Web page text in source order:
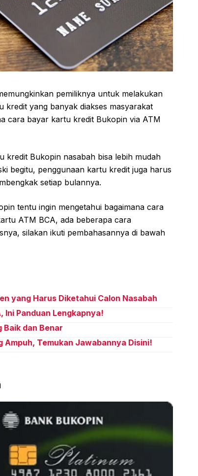
pemiliknya untuk melakukan
kredit yang banyak diakses masyarakat
cara bayar kartu kredit Bukopin via ATM
kredit Bukopin nasabah bisa lebih mudah
begitu, penggunaan kartu kredit juga harus
setiap bulannya.
tentu ingin mengetahui bagaimana cara
ATM BCA, ada beberapa cara
silakan ikuti pembahasannya di bawah
yang Harus Diketahui Calon Nasabah
Ini Panduan Lengkapnya!
Baik dan Benar
Ampuh, Temukan Jawabannya Disini!